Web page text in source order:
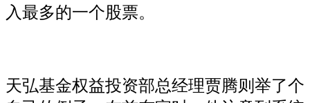
入最多的一个股票。
天弘基金权益投资部总经理贾腾则举了个